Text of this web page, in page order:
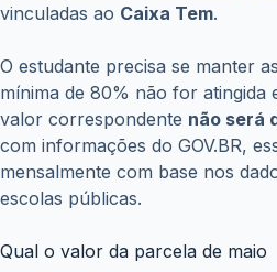
vinculadas ao Caixa Tem.
O estudante precisa se manter
mínima de 80% não for atingida
valor correspondente não será
com informações do GOV.BR,
mensalmente com base nos
escolas públicas.
Qual o valor da parcela de maio